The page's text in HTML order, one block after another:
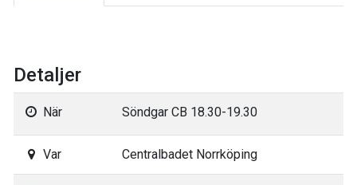
Detaljer
När Söndgar CB 18.30-19.30
Var Centralbadet Norrköping